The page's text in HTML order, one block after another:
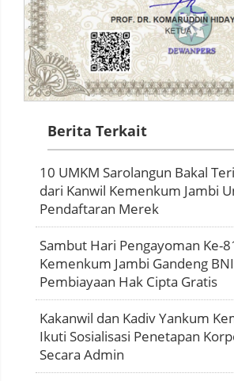
Berita Terkait
10 UMKM Sarolangun Bakal
dari Kanwil Kemenkum Jambi
Pendaftaran Merek
Sambut Hari Pengayoman Ke-
Kemenkum Jambi Gandeng
Pembiayaan Hak Cipta Gratis
Kakanwil dan Kadiv Yankum
Ikuti Sosialisasi Penetapan
Secara Admin